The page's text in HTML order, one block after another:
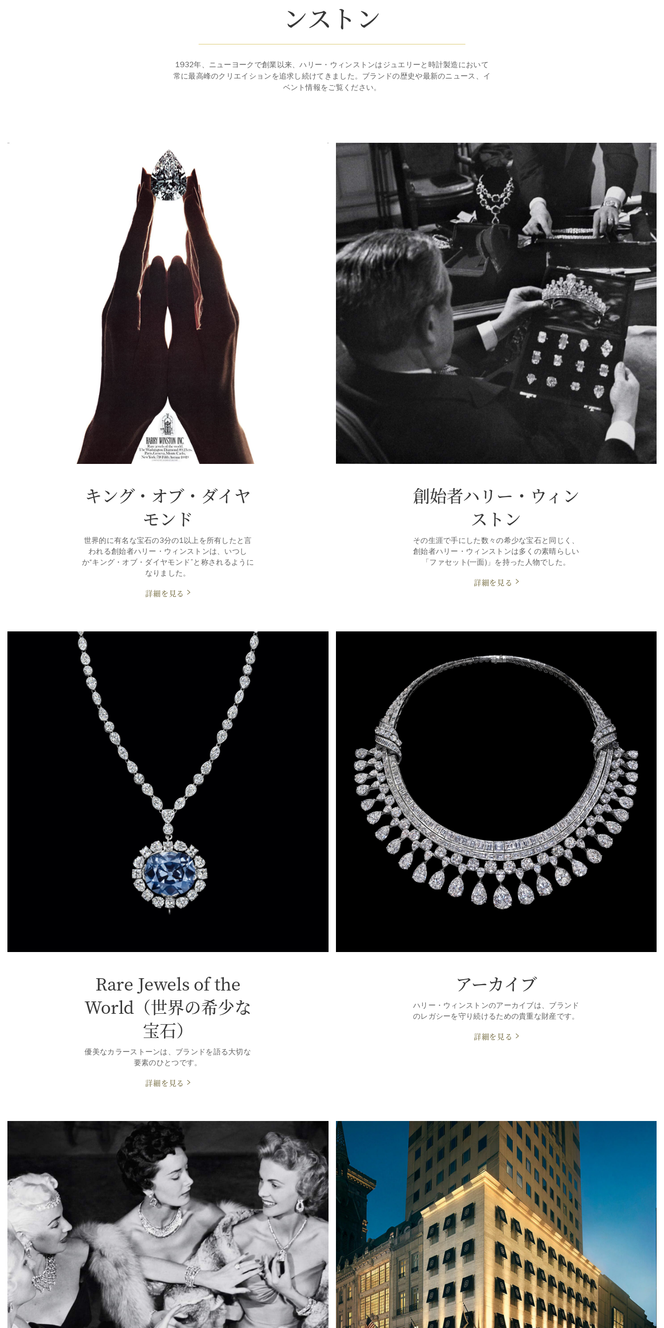
ンストン
1932年、ニューヨークで創業以来、ハリー・ウィンストンはジュエリーと時計製造において
常に最高峰のクリエイションを追求し続けてきました。ブランドの歴史や最新のニュース、イ
ベント情報をご覧ください。
キング・オブ・ダイヤ
モンド
世界的に有名な宝石の3分の1以上を所有したと言
われる創始者ハリー・ウィンストンは、いつし
か“キング・オブ・ダイヤモンド”と称されるように
なりました。
詳細を見る
創始者ハリー・ウィン
ストン
その生涯で手にした数々の希少な宝石と同じく、
創始者ハリー・ウィンストンは多くの素晴らしい
「ファセット(一面)」を持った人物でした。
詳細を見る
Rare Jewels of the
World（世界の希少な
宝石）
優美なカラーストーンは、ブランドを語る大切な
要素のひとつです。
詳細を見る
アーカイブ
ハリー・ウィンストンのアーカイブは、ブランド
のレガシーを守り続けるための貴重な財産です。
詳細を見る